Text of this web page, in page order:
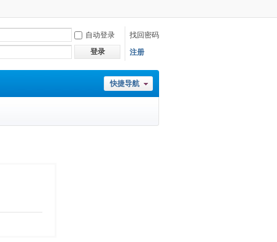
自动登录
找回密码
登录 注册
快捷导航